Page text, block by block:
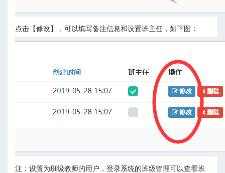
点击【修改】，可以填写备注信息和设置班主任，如下图：
注：设置为班级教师的用户，登录系统的班级管理可以查看班